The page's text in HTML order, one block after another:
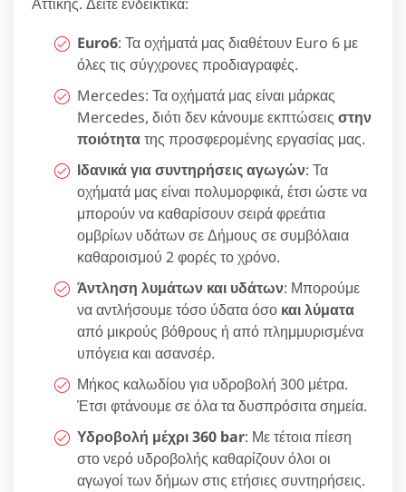
Euro6: Τα οχήματά μας διαθέτουν Euro 6 με
όλες τις σύγχρονες προδιαγραφές.
Mercedes: Τα οχήματά μας είναι μάρκας
Mercedes, διότι δεν κάνουμε εκπτώσεις στην
ποιότητατης προσφερομένης εργασίας μας.
Ιδανικά για συντηρήσεις αγωγών: Τα
οχήματά μας είναι πολυμορφικά, έτσι ώστε να
μπορούν να καθαρίσουν σειρά φρεάτια
ομβρίων υδάτων σε Δήμους σε συμβόλαια
καθαροισμού 2 φορές το χρόνο.
Άντληση λυμάτων και υδάτων: Μπορούμε
να αντλήσουμε τόσο ύδατα όσο και λύματα
από μικρούς βόθρους ή από πλημμυρισμένα
υπόγεια και ασανσέρ.
Μήκος καλωδίου για υδροβολή 300 μέτρα.
Έτσι φτάνουμε σε όλα τα δυσπρόσιτα σημεία.
Υδροβολή μέχρι 360 bar: Με τέτοια πίεση
στο νερό υδροβολής καθαρίζουν όλοι οι
αγωγοί των δήμων στις ετήσιες συντηρήσεις.